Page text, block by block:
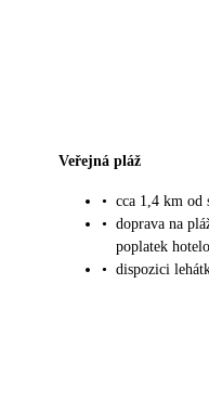
Veřejná pláž
• cca 1,4 km od
• doprava na
poplatek
• dispozici